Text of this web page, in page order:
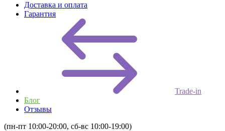
Доставка и оплата
Гарантия
Trade-in
Блог
Отзывы
(пн-пт 10:00-20:00, сб-вс 10:00-19:00)